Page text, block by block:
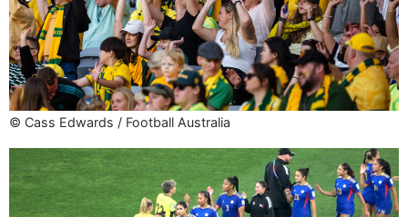
© Cass Edwards / Football Australia